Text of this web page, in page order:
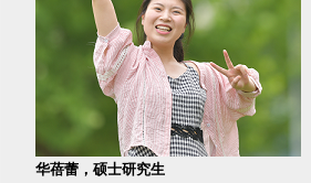
华蓓蕾，硕士研究生